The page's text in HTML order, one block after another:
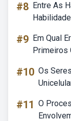
#8 Entre As
#9 Em Qual
Primeiros
#10 Os
#11 O